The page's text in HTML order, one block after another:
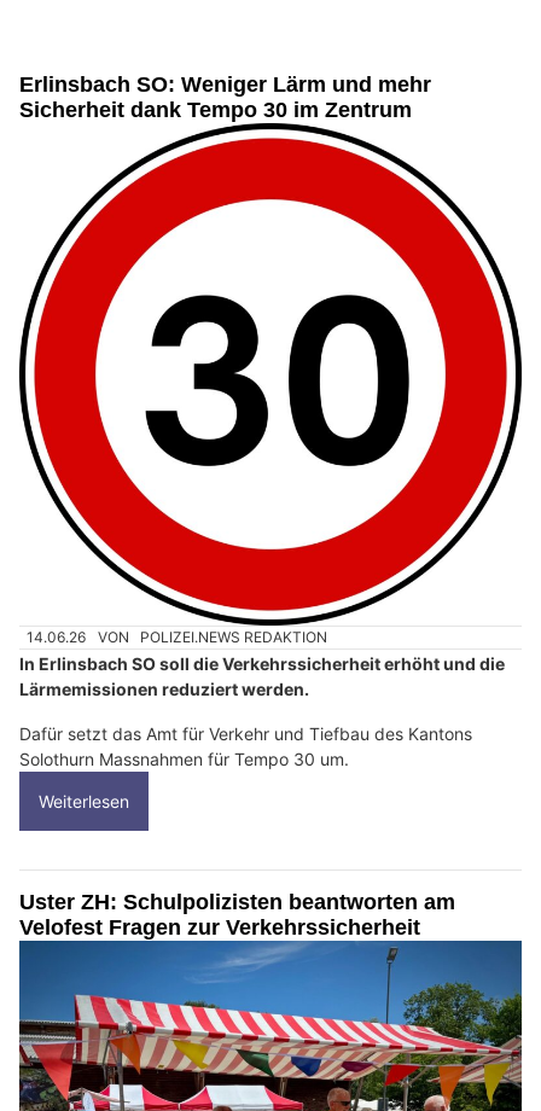
Erlinsbach SO: Weniger Lärm und mehr
Sicherheit dank Tempo 30 im Zentrum
14.06.26 VON POLIZEI.NEWS REDAKTION
In Erlinsbach SO soll die Verkehrssicherheit erhöht und die
Lärmemissionen reduziert werden.
Dafür setzt das Amt für Verkehr und Tiefbau des Kantons
Solothurn Massnahmen für Tempo 30 um.
Weiterlesen
Uster ZH: Schulpolizisten beantworten am
Velofest Fragen zur Verkehrssicherheit